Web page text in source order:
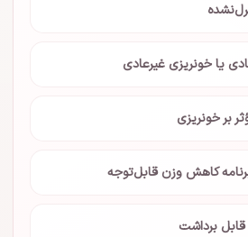
یا خونریزی غیرعادی
بر خونریزی
کاهش وزن قابل‌توجه
برداشت